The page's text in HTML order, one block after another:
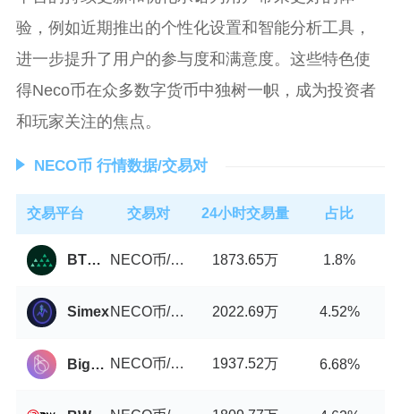
验，例如近期推出的个性化设置和智能分析工具，
进一步提升了用户的参与度和满意度。这些特色使
得Neco币在众多数字货币中独树一帜，成为投资者
和玩家关注的焦点。
NECO币 行情数据/交易对
交易平台 交易对 24小时交易量 占比
BTCMarkets NECO币/USDT 1873.65万 1.8%
Simex NECO币/USDT 2022.69万 4.52%
BigONE NECO币/USDT 1937.52万 6.68%